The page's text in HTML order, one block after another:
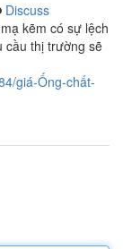
Discuss
kẽm có sự lệch
cầu thị trường sẽ
giá-Ống-chất-